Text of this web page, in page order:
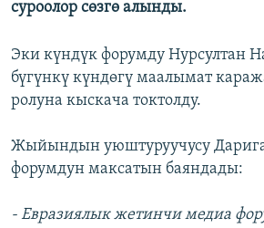
суроолор сөзгө алынды.
Эки күндүк форумду Нурсултан
бүгүнкү күндөгү маалымат
ролуна кыскача токтолду.
Жыйындын уюштуруучусу
форумдун максатын баяндады:
- Евразиялык жетинчи медиа